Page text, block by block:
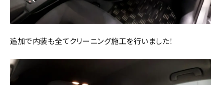
追加で内装も全てクリーニング施工を行いました！